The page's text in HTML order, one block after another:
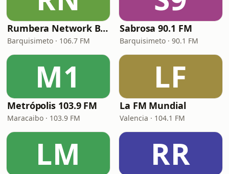
Rumbera Network Barquisimeto
Barquisimeto · 106.7 FM
Sabrosa 90.1 FM
Barquisimeto · 90.1 FM
M1
Metrópolis 103.9 FM
Maracaibo · 103.9 FM
LF
La FM Mundial
Valencia · 104.1 FM
LM RR